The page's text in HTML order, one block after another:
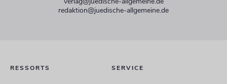
redaktion@juedische-allgemeine.de
RESSORTS SERVICE